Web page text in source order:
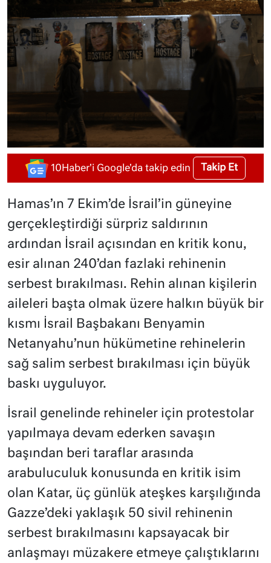
10Haber'i Google'da takip edin Takip Et
Hamas’ın 7 Ekim’de İsrail’in güneyine
gerçekleştirdiği sürpriz saldırının
ardından İsrail açısından en kritik konu,
esir alınan 240’dan fazlaki rehinenin
serbest bırakılması. Rehin alınan kişilerin
aileleri başta olmak üzere halkın büyük bir
kısmı İsrail Başbakanı Benyamin
Netanyahu’nun hükümetine rehinelerin
sağ salim serbest bırakılması için büyük
baskı uyguluyor.
İsrail genelinde rehineler için protestolar
yapılmaya devam ederken savaşın
başından beri taraflar arasında
arabuluculuk konusunda en kritik isim
olan Katar, üç günlük ateşkes karşılığında
Gazze’deki yaklaşık 50 sivil rehinenin
serbest bırakılmasını kapsayacak bir
anlaşmayı müzakere etmeye çalıştıklarını